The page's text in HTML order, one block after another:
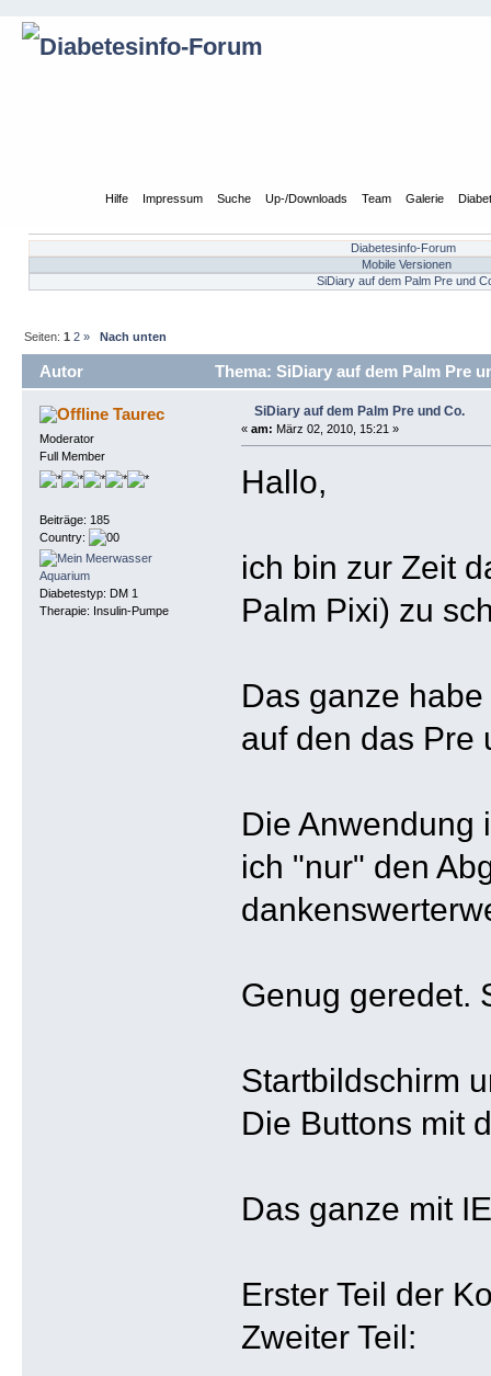
Hilfe Impressum Suche Up-/Downloads Team Galerie
Diabetesinfo-Forum
Mobile Versionen
SiDiary auf dem Palm Pre und
Seiten:1 2 » Nach unten
Autor Thema: SiDiary auf dem Palm Pre
Taurec
Moderator
Full Member
Beiträge: 185
Country:
Diabetestyp: DM 1
Therapie: Insulin-Pumpe
SiDiary auf dem Palm Pre und Co.
« am: März 02, 2010, 15:21 »
Hallo,
ich bin zur Zeit
Palm Pixi) zu
Das ganze
auf den das Pre
Die Anwendung
ich "nur" den
Genug geredet.
Startbildschirm
Die Buttons mit
Das ganze mit
Erster Teil der
Zweiter Teil: